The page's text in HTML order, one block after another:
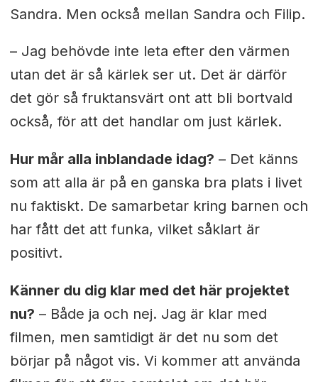
Sandra. Men också mellan Sandra och Filip.
– Jag behövde inte leta efter den värmen
utan det är så kärlek ser ut. Det är därför
det gör så fruktansvärt ont att bli bortvald
också, för att det handlar om just kärlek.
Hur mår alla inblandade idag? – Det känns
som att alla är på en ganska bra plats i livet
nu faktiskt. De samarbetar kring barnen och
har fått det att funka, vilket såklart är
positivt.
Känner du dig klar med det här projektet
nu? – Både ja och nej. Jag är klar med
filmen, men samtidigt är det nu som det
börjar på något vis. Vi kommer att använda